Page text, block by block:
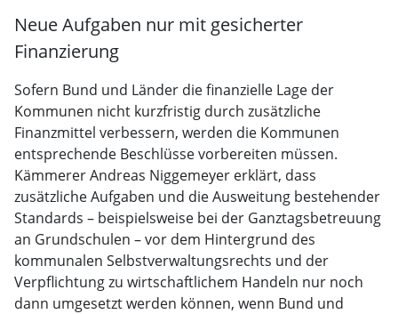
Neue Aufgaben nur mit gesicherter
Finanzierung
Sofern Bund und Länder die finanzielle Lage der
Kommunen nicht kurzfristig durch zusätzliche
Finanzmittel verbessern, werden die Kommunen
entsprechende Beschlüsse vorbereiten müssen.
Kämmerer Andreas Niggemeyer erklärt, dass
zusätzliche Aufgaben und die Ausweitung bestehender
Standards – beispielsweise bei der Ganztagsbetreuung
an Grundschulen – vor dem Hintergrund des
kommunalen Selbstverwaltungsrechts und der
Verpflichtung zu wirtschaftlichem Handeln nur noch
dann umgesetzt werden können, wenn Bund und